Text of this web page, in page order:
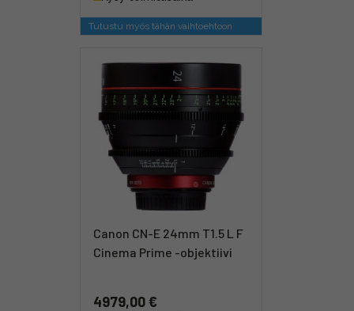
Tutustu myös tähän vaihtoehtoon
Canon CN-E 24mm T1.5 L F
Cinema Prime -objektiivi
4979,00 €